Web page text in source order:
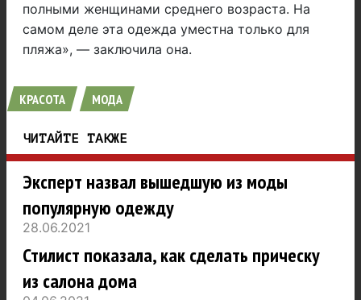
полными женщинами среднего возраста. На
самом деле эта одежда уместна только для
пляжа», — заключила она.
КРАСОТА МОДА
ЧИТАЙТЕ ТАКЖЕ
Эксперт назвал вышедшую из моды
популярную одежду
28.06.2021
Стилист показала, как сделать прическу
из салона дома